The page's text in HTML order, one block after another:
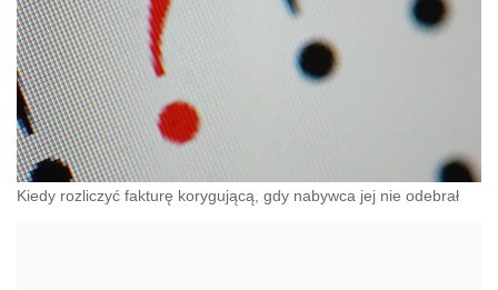
Kiedy rozliczyć fakturę korygującą, gdy nabywca jej nie odebrał